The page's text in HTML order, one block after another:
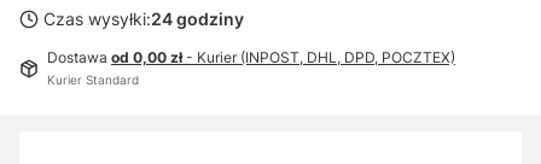
Czas wysyłki:24 godziny
Dostawa od 0,00 zł- Kurier (INPOST, DHL, DPD, POCZTEX)
Kurier Standard